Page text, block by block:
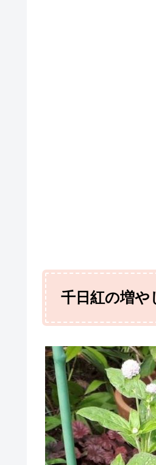
千日紅の増や